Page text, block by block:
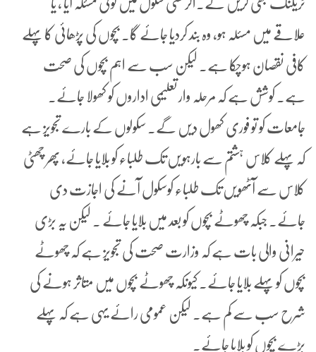
ٹریکنگ بھی کریں گے۔اگر کسی سکول میں کوئی مسئلہ آیا ، یا
علاقے میں مسئلہ ہو، وہ بند کردیا جائے گا۔ بچوں کی پڑھائی کا پہلے
کافی نقصان ہوچکا ہے۔ لیکن سب سے اہم بچوں کی صحت
ہے۔ کوشش ہے کہ مرحلہ وار تعلیمی اداروں کو کھولا جائے۔
جامعات کو تو فوری کھول دیں گے۔ سکولوں کے بارے تجویز ہے
کہ پہلے کلاس ہشتم سے بارہویں تک طلباء کو بلایا جائے، پھر چھٹی
کلاس سے آٹھویں تک طلباء کوسکول آنے کی اجازت دی
جائے۔ جبکہ چھوٹے بچوں کو بعد میں بلایا جائے ۔ لیکن یہ بڑی
حیرانی والی بات ہے کہ وزارت صحت کی تجویز ہے کہ چھوٹے
بچوں کو پہلے بلایا جائے۔ کیونکہ چھوٹے بچوں میں متاثر ہونے کی
شرح سب سے کم ہے۔ لیکن عمومی رائے یہی ہے کہ پہلے
بڑے بچوں کو بلایا جائے۔